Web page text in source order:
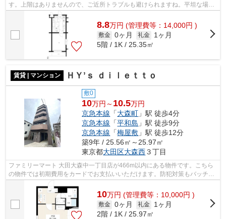
す。上階はありませんので、ご近所トラブルも避けられますね。平坦な場所
にあるマンションなら毎日の移動も快適...
8.8万円 (管理費等：14,000円 )
敷金 0ヶ月 礼金
1ヶ月
5階 / 1K / 25.35㎡
賃貸 | マンション ＨＹ’ｓ ｄｉｌｅｔｔｏ
敷0
10万円～ 10.5万円
京急本線 「大森町 」駅 徒歩4分
京急本線 「平和島 」駅 徒歩9分
京急本線 「梅屋敷 」駅 徒歩12分
築9年 / 25.56㎡～25.97㎡
東京都大田区大森西３丁目
ファミリーマート 大田大森中一丁目店が466m以内にある物件です。こちら
の物件では初期費用をカードでお支払いいただけます。防犯対策もバッチリ
なマンションタイプの物件です。共用部...
10万円 (管理費等：10,000円 )
敷金 0ヶ月 礼金
1ヶ月
2階 / 1K / 25.97㎡